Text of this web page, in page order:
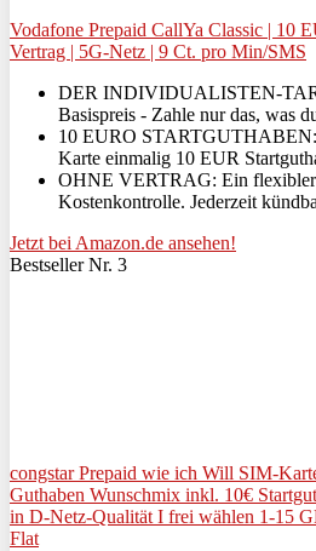
Vodafone Prepaid CallYa Classic | 10
Vertrag | 5G-Netz | 9 Ct. pro Min/SMS
DER INDIVIDUALISTEN-
Basispreis - Zahle nur das, was
10 EURO
Karte einmalig 10 EUR
OHNE VERTRAG: Ein
Kostenkontrolle. Jederzeit
Jetzt bei Amazon.de ansehen!
Bestseller Nr. 3
congstar Prepaid wie ich Will SIM-
Guthaben Wunschmix inkl. 10€
in D-Netz-Qualität I frei wählen 1-15
Flat